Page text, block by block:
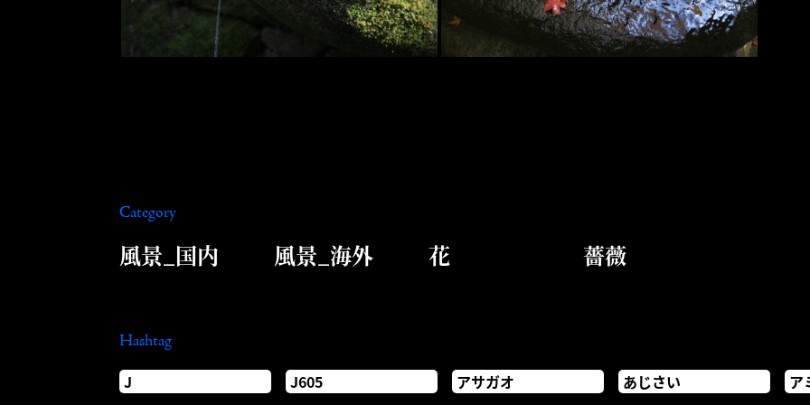
Category
風景_国内 風景_海外 花 薔薇
Hashtag
J J605 アサガオ あじさい ア